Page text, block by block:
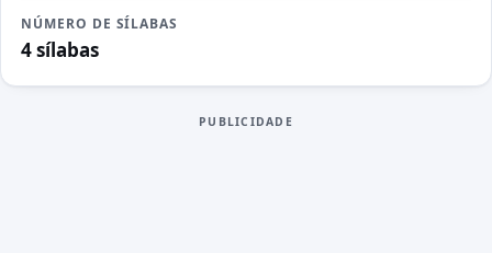
NÚMERO DE SÍLABAS
4 sílabas
PUBLICIDADE